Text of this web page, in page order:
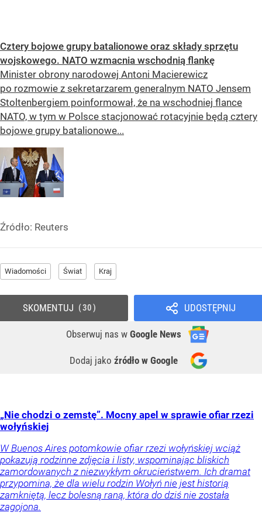
Cztery bojowe grupy batalionowe oraz składy sprzętu
wojskowego. NATO wzmacnia wschodnią flankę
Minister obrony narodowej Antoni Macierewicz
po rozmowie z sekretarzarem generalnym NATO Jensem
Stoltenbergiem poinformował, że na wschodniej flance
NATO, w tym w Polsce stacjonować rotacyjnie będą cztery
bojowe grupy batalionowe...
Źródło: Reuters
Wiadomości Świat Kraj
UDOSTĘPNIJ
Obserwuj nas w Google News
Dodaj jako źródło w Google
SKOMENTUJ 30
„Nie chodzi o zemstę”. Mocny apel w sprawie ofiar rzezi
wołyńskiej
W Buenos Aires potomkowie ofiar rzezi wołyńskiej wciąż
pokazują rodzinne zdjęcia i listy, wspominając bliskich
zamordowanych z niezwykłym okrucieństwem. Ich dramat
przypomina, że dla wielu rodzin Wołyń nie jest historią
zamkniętą, lecz bolesną raną, która do dziś nie została
zagojona.